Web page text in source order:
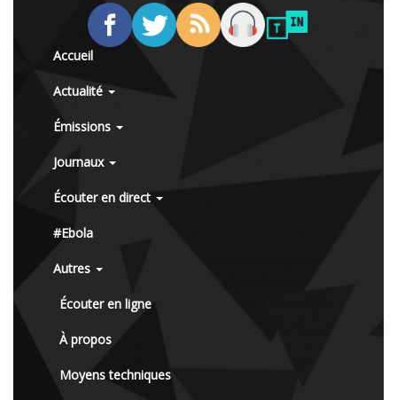
Accueil
Actualité
Émissions
Journaux
Écouter en direct
#Ebola
Autres
Écouter en ligne
À propos
Moyens techniques